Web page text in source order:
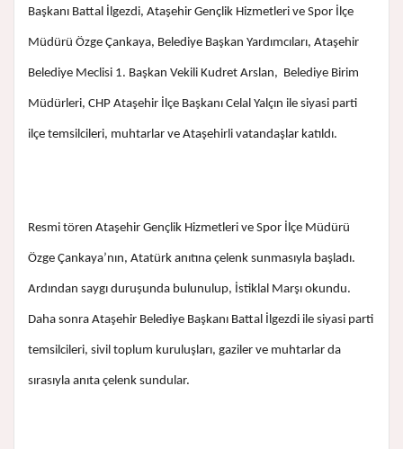
Başkanı Battal İlgezdi, Ataşehir Gençlik Hizmetleri ve Spor İlçe
Müdürü Özge Çankaya, Belediye Başkan Yardımcıları, Ataşehir
Belediye Meclisi 1. Başkan Vekili Kudret Arslan, Belediye Birim
Müdürleri, CHP Ataşehir İlçe Başkanı Celal Yalçın ile siyasi parti
ilçe temsilcileri, muhtarlar ve Ataşehirli vatandaşlar katıldı.
Resmi tören Ataşehir Gençlik Hizmetleri ve Spor İlçe Müdürü
Özge Çankaya’nın, Atatürk anıtına çelenk sunmasıyla başladı.
Ardından saygı duruşunda bulunulup, İstiklal Marşı okundu.
Daha sonra Ataşehir Belediye Başkanı Battal İlgezdi ile siyasi parti
temsilcileri, sivil toplum kuruluşları, gaziler ve muhtarlar da
sırasıyla anıta çelenk sundular.